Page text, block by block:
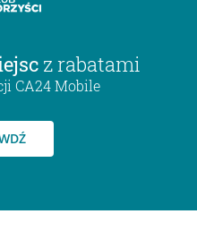
z rabatami
CA24 Mobile